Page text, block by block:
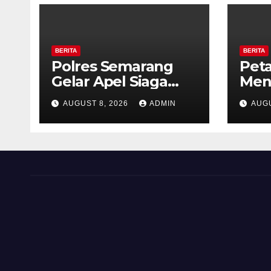
BERITA
Polres Semarang
Gelar Apel Siaga
Karhutla, Kapolres
Tekankan Sinergi
dan Kesiapsiagaan
AUGUST 8, 2026 ADMIN
BERITA